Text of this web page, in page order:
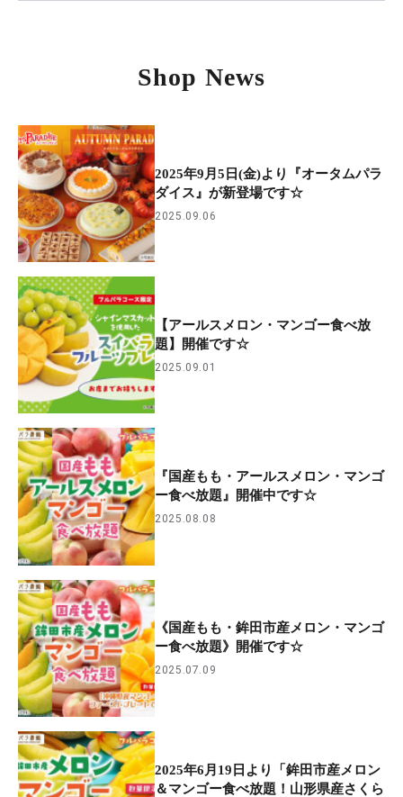
Shop News
2025年9月5日(金)より『オータムパラ
ダイス』が新登場です☆
2025.09.06
【アールスメロン・マンゴー食べ放
題】開催です☆
2025.09.01
『国産もも・アールスメロン・マンゴ
ー食べ放題』開催中です☆
2025.08.08
《国産もも・鉾田市産メロン・マンゴ
ー食べ放題》開催です☆
2025.07.09
2025年6月19日より「鉾田市産メロン
＆マンゴー食べ放題！山形県産さくら